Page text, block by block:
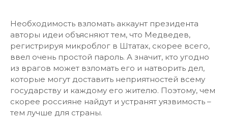
Необходимость взломать аккаунт президента
авторы идеи объясняют тем, что Медведев,
регистрируя микроблог в Штатах, скорее всего,
ввел очень простой пароль. А значит, кто угодно
из врагов может взломать его и натворить дел,
которые могут доставить неприятностей всему
государству и каждому его жителю. Поэтому, чем
скорее россияне найдут и устранят уязвимость –
тем лучше для страны.